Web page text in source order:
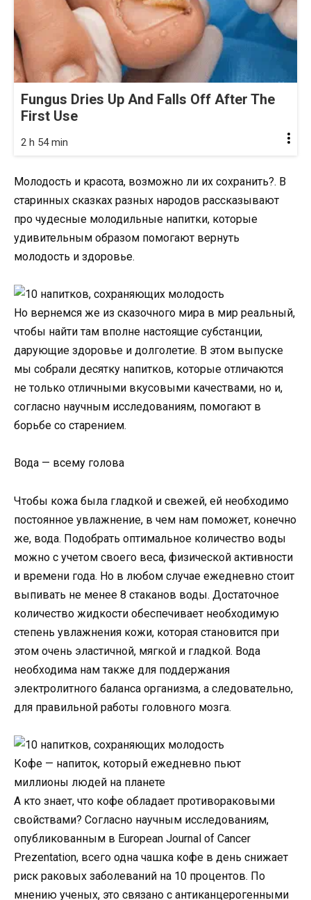
Fungus Dries Up And Falls Off After The
First Use
2 h 54 min
Молодость и красота, возможно ли их сохранить?. В
старинных сказках разных народов рассказывают
про чудесные молодильные напитки, которые
удивительным образом помогают вернуть
молодость и здоровье.
Но вернемся же из сказочного мира в мир реальный,
чтобы найти там вполне настоящие субстанции,
дарующие здоровье и долголетие. В этом выпуске
мы собрали десятку напитков, которые отличаются
не только отличными вкусовыми качествами, но и,
согласно научным исследованиям, помогают в
борьбе со старением.
Вода — всему голова
Чтобы кожа была гладкой и свежей, ей необходимо
постоянное увлажнение, в чем нам поможет, конечно
же, вода. Подобрать оптимальное количество воды
можно с учетом своего веса, физической активности
и времени года. Но в любом случае ежедневно стоит
выпивать не менее 8 стаканов воды. Достаточное
количество жидкости обеспечивает необходимую
степень увлажнения кожи, которая становится при
этом очень эластичной, мягкой и гладкой. Вода
необходима нам также для поддержания
электролитного баланса организма, а следовательно,
для правильной работы головного мозга.
Кофе — напиток, который ежедневно пьют
миллионы людей на планете
А кто знает, что кофе обладает противораковыми
свойствами? Согласно научным исследованиям,
опубликованным в European Journal of Cancer
Prezentation, всего одна чашка кофе в день снижает
риск раковых заболеваний на 10 процентов. По
мнению ученых, это связано с антиканцерогенными